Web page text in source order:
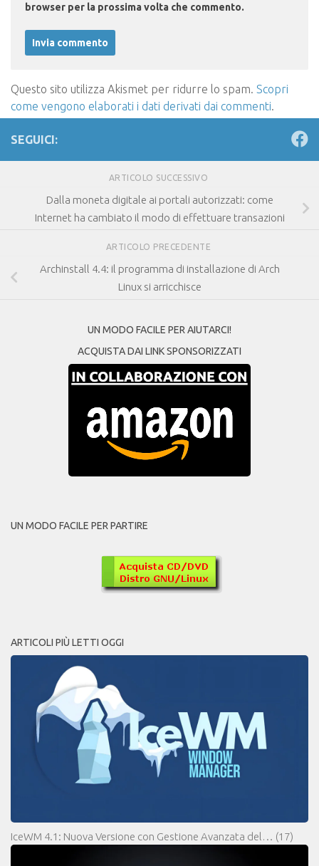
browser per la prossima volta che commento.
Questo sito utilizza Akismet per ridurre lo spam. Scopri
come vengono elaborati i dati derivati dai commenti.
SEGUICI:
ARTICOLO SUCCESSIVO
Dalla moneta digitale ai portali autorizzati: come
Internet ha cambiato il modo di effettuare transazioni
ARTICOLO PRECEDENTE
Archinstall 4.4: il programma di installazione di Arch
Linux si arricchisce
UN MODO FACILE PER AIUTARCI!
ACQUISTA DAI LINK SPONSORIZZATI
UN MODO FACILE PER PARTIRE
ARTICOLI PIÙ LETTI OGGI
IceWM 4.1: Nuova Versione con Gestione Avanzata del… (17)